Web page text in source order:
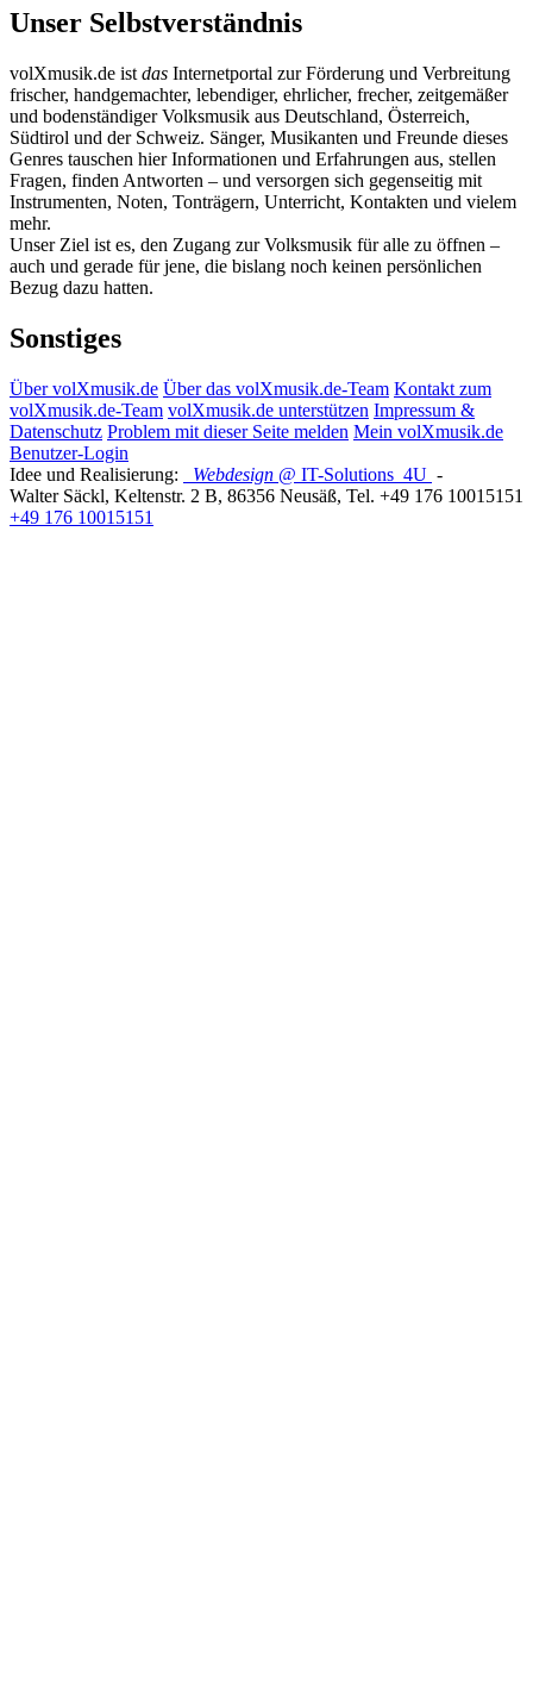
Unser Selbstverständnis
volXmusik.de ist das Internetportal zur Förderung und Verbreitung
frischer, handgemachter, lebendiger, ehrlicher, frecher, zeitgemäßer
und bodenständiger Volksmusik aus Deutschland, Österreich,
Südtirol und der Schweiz. Sänger, Musikanten und Freunde dieses
Genres tauschen hier Informationen und Erfahrungen aus, stellen
Fragen, finden Antworten – und versorgen sich gegenseitig mit
Instrumenten, Noten, Tonträgern, Unterricht, Kontakten und vielem
mehr.
Unser Ziel ist es, den Zugang zur Volksmusik für alle zu öffnen –
auch und gerade für jene, die bislang noch keinen persönlichen
Bezug dazu hatten.
Sonstiges
Über volXmusik.de Über das volXmusik.de-Team Kontakt zum
volXmusik.de-Team volXmusik.de unterstützen Impressum &
Datenschutz Problem mit dieser Seite melden Mein volXmusik.de
Benutzer-Login
Idee und Realisierung:
Webdesign @ IT-Solutions 4U -
Walter Säckl, Keltenstr. 2 B, 86356 Neusäß, Tel. +49 176 10015151
+49 176 10015151